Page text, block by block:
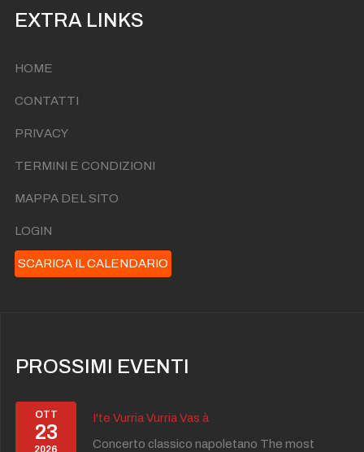
EXTRA LINKS
HOME
CONTATTI
PRIVACY
TERMINI E CONDIZIONI
MAPPA DEL SITO
LOGIN
SCARICA IL CALENDARIO
PROSSIMI EVENTI
OTT
23
I'te Vurria Vurria Vas à
Concerto classico napoletano The most